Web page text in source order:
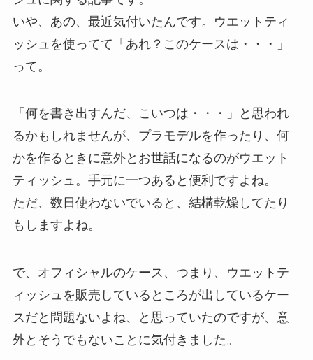
いや、あの、最近気付いたんです。ウエットティ
ッシュを使ってて「あれ？このケースは・・・」
って。
「何を書き出すんだ、こいつは・・・」と思われ
るかもしれませんが、プラモデルを作ったり、何
かを作るときに意外とお世話になるのがウエット
ティッシュ。手元に一つあると便利ですよね。
ただ、数日使わないでいると、結構乾燥してたり
もしますよね。
で、オフィシャルのケース、つまり、ウエットテ
ィッシュを販売しているところが出しているケー
スだと問題ないよね、と思っていたのですが、意
外とそうでもないことに気付きました。